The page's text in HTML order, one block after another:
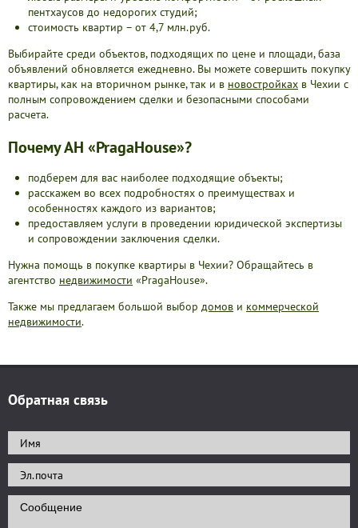
пентхаусов до недорогих студий;
стоимость квартир – от 4,7 млн.руб.
Выбирайте среди объектов, подходящих по цене и площади, база
объявлений обновляется ежедневно. Вы можете совершить покупку
квартиры, как на вторичном рынке, так и в новостройках в Чехии с
полным сопровождением сделки и безопасными способами
расчета.
Почему АН «PragaHouse»?
подберем для вас наиболее подходящие объекты;
расскажем во всех подробностях о преимуществах и
особенностях каждого из вариантов;
предоставляем услуги в проведении юридической экспертизы
и сопровождении заключения сделки.
Нужна помощь в покупке квартиры в Чехии? Обращайтесь в
агентство недвижимости «PragaHouse».
Также мы предлагаем большой выбор домов и коммерческой
недвижимости.
Обратная связь